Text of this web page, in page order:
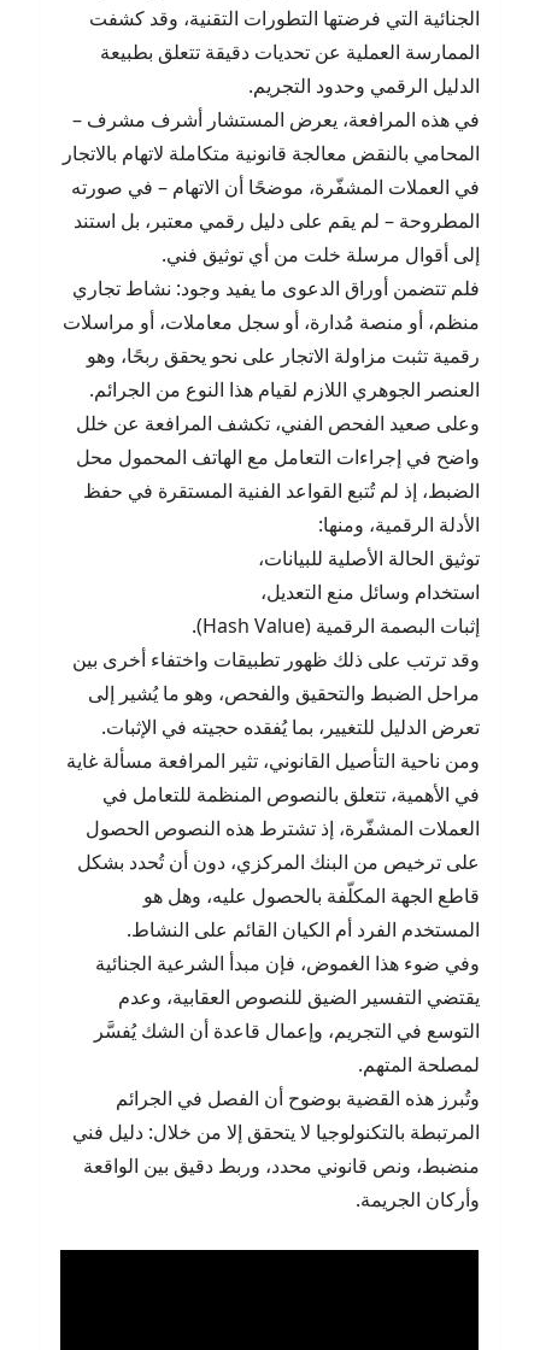
الجنائية التي فرضتها التطورات التقنية، وقد كشفت
الممارسة العملية عن تحديات دقيقة تتعلق بطبيعة
الدليل الرقمي وحدود التجريم.
في هذه المرافعة، يعرض المستشار أشرف مشرف –
المحامي بالنقض معالجة قانونية متكاملة لاتهام بالاتجار
في العملات المشفّرة، موضحًا أن الاتهام – في صورته
المطروحة – لم يقم على دليل رقمي معتبر، بل استند
إلى أقوال مرسلة خلت من أي توثيق فني.
فلم تتضمن أوراق الدعوى ما يفيد وجود: نشاط تجاري
منظم، أو منصة مُدارة، أو سجل معاملات، أو مراسلات
رقمية تثبت مزاولة الاتجار على نحو يحقق ربحًا، وهو
العنصر الجوهري اللازم لقيام هذا النوع من الجرائم.
وعلى صعيد الفحص الفني، تكشف المرافعة عن خلل
واضح في إجراءات التعامل مع الهاتف المحمول محل
الضبط، إذ لم تُتبع القواعد الفنية المستقرة في حفظ
الأدلة الرقمية، ومنها:
توثيق الحالة الأصلية للبيانات،
استخدام وسائل منع التعديل،
إثبات البصمة الرقمية (Hash Value).
وقد ترتب على ذلك ظهور تطبيقات واختفاء أخرى بين
مراحل الضبط والتحقيق والفحص، وهو ما يُشير إلى
تعرض الدليل للتغيير، بما يُفقده حجيته في الإثبات.
ومن ناحية التأصيل القانوني، تثير المرافعة مسألة غاية
في الأهمية، تتعلق بالنصوص المنظمة للتعامل في
العملات المشفّرة، إذ تشترط هذه النصوص الحصول
على ترخيص من البنك المركزي، دون أن تُحدد بشكل
قاطع الجهة المكلّفة بالحصول عليه، وهل هو
المستخدم الفرد أم الكيان القائم على النشاط.
وفي ضوء هذا الغموض، فإن مبدأ الشرعية الجنائية
يقتضي التفسير الضيق للنصوص العقابية، وعدم
التوسع في التجريم، وإعمال قاعدة أن الشك يُفسَّر
لمصلحة المتهم.
وتُبرز هذه القضية بوضوح أن الفصل في الجرائم
المرتبطة بالتكنولوجيا لا يتحقق إلا من خلال: دليل فني
منضبط، ونص قانوني محدد، وربط دقيق بين الواقعة
وأركان الجريمة.